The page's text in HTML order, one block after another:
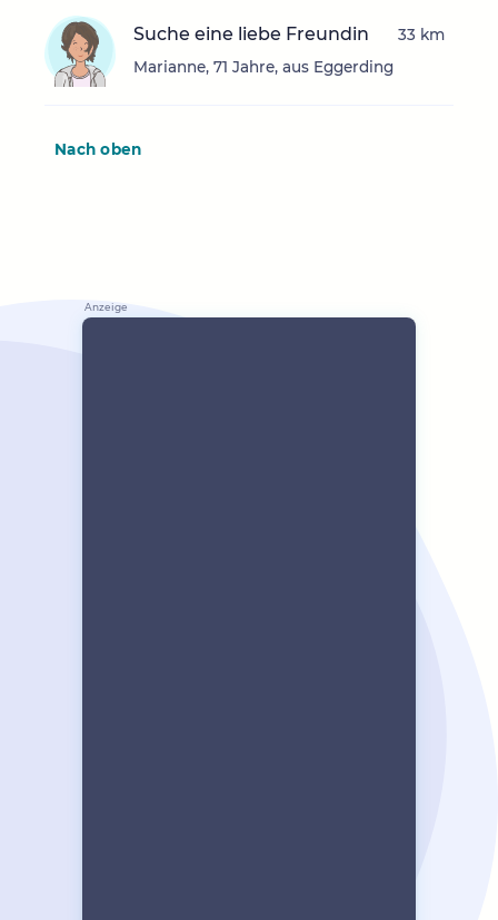
Suche eine liebe Freundin
Marianne, 71 Jahre, aus Eggerding
33 km
Nach oben